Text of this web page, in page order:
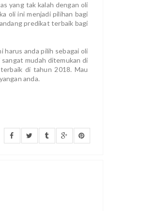
yang tak kalah dengan oli
oli ini menjadi pilihan bagi
predikat terbaik bagi
harus anda pilih sebagai oli
mudah ditemukan di
di tahun 2018. Mau
anda.